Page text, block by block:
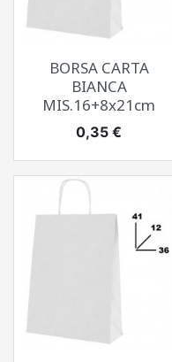
BORSA CARTA
BIANCA
MIS.16+8x21cm
Prezzo
0,35 €